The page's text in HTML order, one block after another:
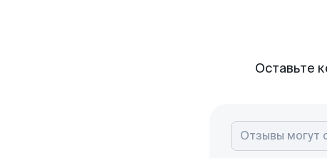
Оставьте